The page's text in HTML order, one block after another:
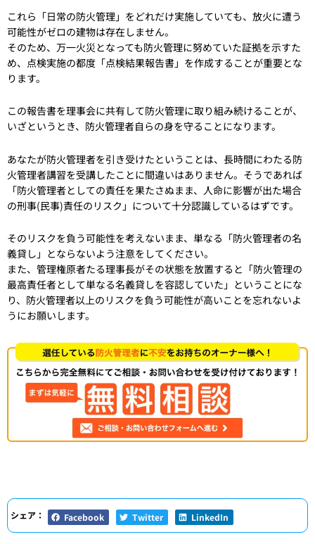
これら「日常の防火管理」をどれだけ実施していても、放火に遭う
可能性がゼロの建物は存在しません。
そのため、万一火災となっても防火管理に努めていた証拠を示すた
め、点検実施の都度「点検結果報告書」を作成することが重要とな
ります。
この報告書を理事会に共有して防火管理に取り組み続けることが、
いざというとき、防火管理者自らの身を守ることになります。
あなたが防火管理者を引き受けたということは、長時間にわたる防
火管理者講習を受講したことに間違いはありません。そうであれば
「防火管理者としての責任を果たさぬまま、人命に影響が出た場合
の刑事(民事)責任のリスク」について十分認識しているはずです。
そのリスクを負う可能性を考えないまま、単なる「防火管理者の名
義貸し」とならないよう注意をしてください。
また、管理権原者たる理事長がその状態を放置すると「防火管理の
最高責任者として単なる名義貸しを容認していた」ということにな
り、防火管理者以上のリスクを負う可能性が高いことを忘れないよ
うにお願いします。
シェア： Facebook Twitter LinkedIn